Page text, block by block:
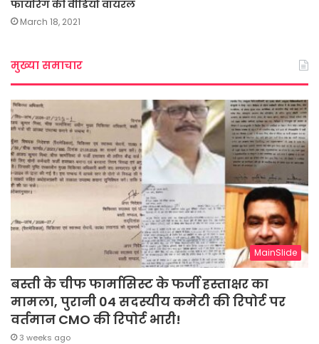
फायरिंग की वीडियो वायरल
March 18, 2021
मुख्या समाचार
MainSlide
बस्ती के चीफ फार्मासिस्ट के फर्जी हस्ताक्षर का
मामला, पुरानी 04 सदस्यीय कमेटी की रिपोर्ट पर
वर्तमान CMO की रिपोर्ट भारी!
3 weeks ago